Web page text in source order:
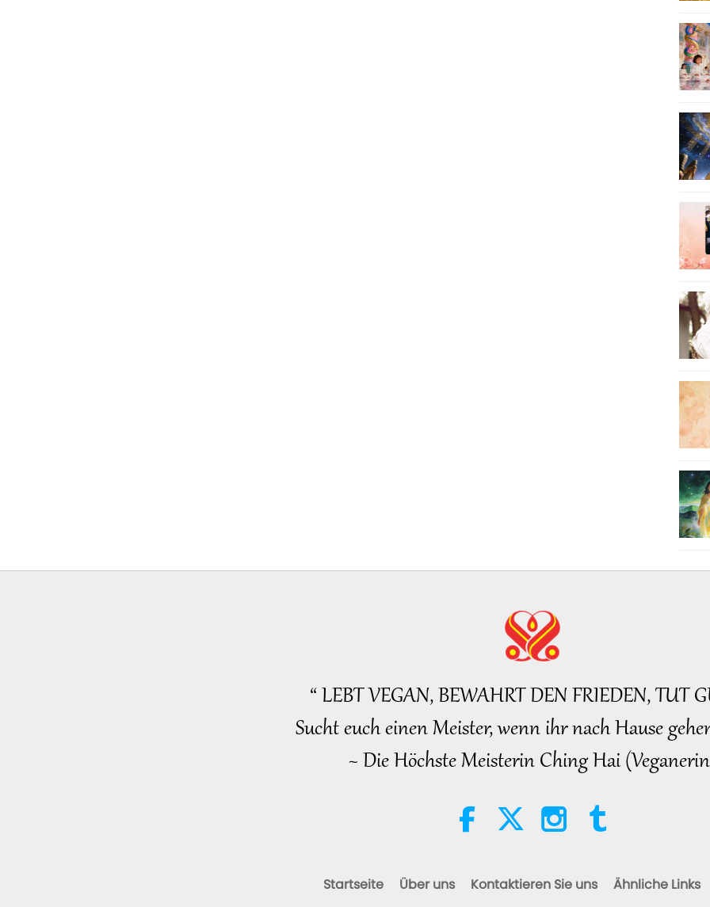
21
22
23
24
25
26
29
“ LEBT VEGAN, BEWAHRT DEN FRIEDEN, TUT
Sucht euch einen Meister, wenn ihr nach Hause
~ Die Höchste Meisterin Ching Hai
Startseite Über uns Kontaktieren Sie uns Ähnliche Links